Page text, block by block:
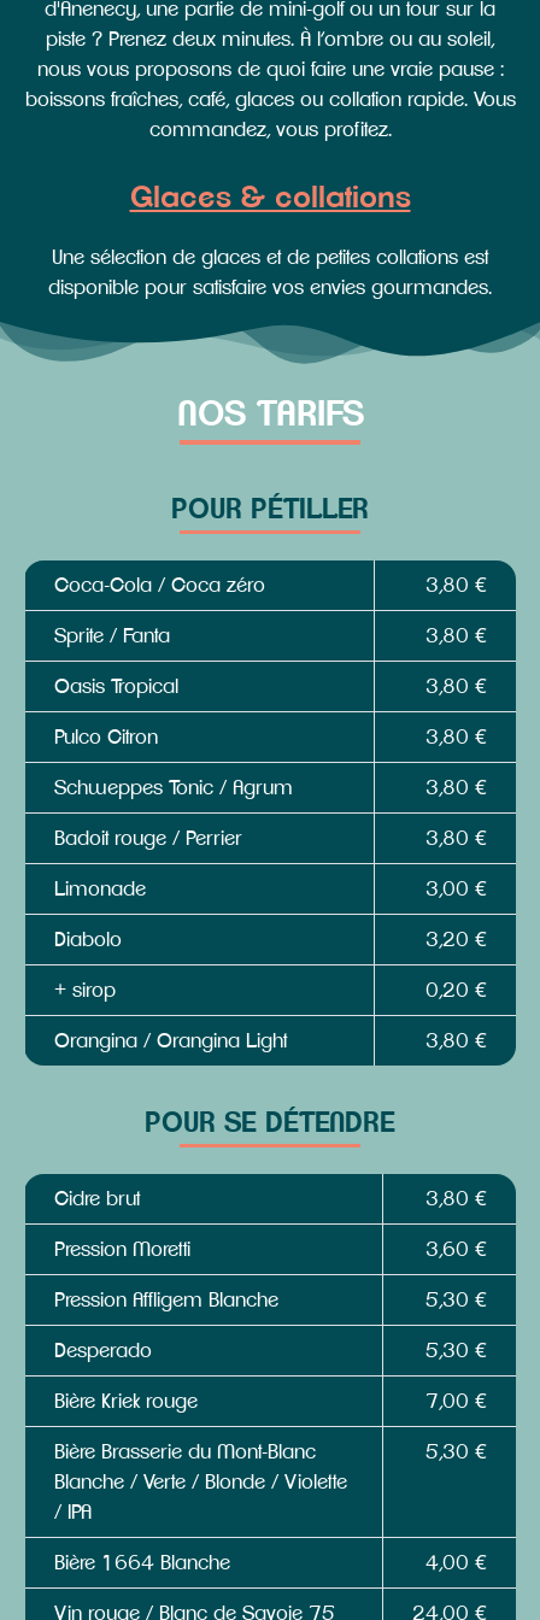
Contact & Plan
Instagram - nouvelle fenêtre
Facebook - nouvelle fenêtre
+33(0)4 50 66 04 99
d'Anenecy, une partie de mini-golf ou un tour sur la
piste ? Prenez deux minutes. À l’ombre ou au soleil,
nous vous proposons de quoi faire une vraie pause :
boissons fraîches, café, glaces ou collation rapide. Vous
commandez, vous profitez.
Glaces & collations
Une sélection de glaces et de petites collations est
disponible pour satisfaire vos envies gourmandes.
NOS TARIFS
POUR PÉTILLER
Coca-Cola / Coca zéro 3,80 €
Sprite / Fanta 3,80 €
Oasis Tropical 3,80 €
Pulco Citron 3,80 €
Schweppes Tonic / Agrum 3,80 €
Badoit rouge / Perrier 3,80 €
Limonade 3,00 €
Diabolo 3,20 €
+ sirop 0,20 €
Orangina / Orangina Light 3,80 €
POUR SE DÉTENDRE
Cidre brut 3,80 €
Pression Moretti 3,60 €
Pression Affligem Blanche 5,30 €
Desperado 5,30 €
Bière Kriek rouge 7,00 €
Bière Brasserie du Mont-Blanc
Blanche / Verte / Blonde / Violette
/ IPA
5,30 €
Bière 1664 Blanche 4,00 €
Vin rouge / Blanc de Savoie 75 24,00 €